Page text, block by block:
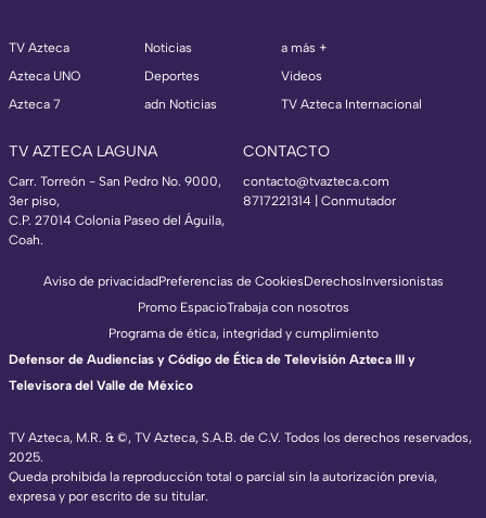
TV Azteca
Azteca UNO
Azteca 7
Noticias
Deportes
adn Noticias
a más +
Videos
TV Azteca Internacional
TV AZTECA LAGUNA
Carr. Torreón - San Pedro No. 9000,
3er piso,
C.P. 27014 Colonia Paseo del Águila,
Coah.
CONTACTO
contacto@tvazteca.com
8717221314 | Conmutador
TV Azteca, M.R. & ©, TV Azteca, S.A.B. de C.V. Todos los derechos reservados,
2025.
Queda prohibida la reproducción total o parcial sin la autorización previa,
expresa y por escrito de su titular.
Aviso de privacidadPreferencias de CookiesDerechosInversionistas
Promo EspacioTrabaja con nosotros
Programa de ética, integridad y cumplimiento
Defensor de Audiencias y Código de Ética de Televisión Azteca III y
Televisora del Valle de México